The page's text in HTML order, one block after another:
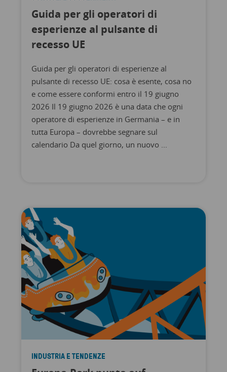
Guida per gli operatori di
esperienze al pulsante di
recesso UE
Guida per gli operatori di esperienze al
pulsante di recesso UE: cosa è esente, cosa no
e come essere conformi entro il 19 giugno
2026 Il 19 giugno 2026 è una data che ogni
operatore di esperienze in Germania – e in
tutta Europa – dovrebbe segnare sul
calendario Da quel giorno, un nuovo ...
INDUSTRIA E TENDENZE